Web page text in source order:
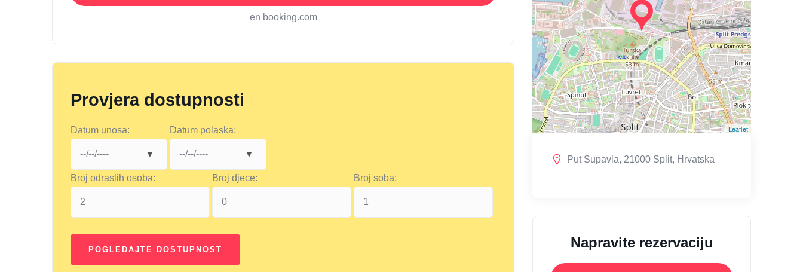
en booking.com
Provjera dostupnosti
Datum unosa: Datum polaska:
Broj odraslih osoba: Broj djece: Broj soba:
Leaflet
Put Supavla, 21000 Split, Hrvatska
Napravite rezervaciju